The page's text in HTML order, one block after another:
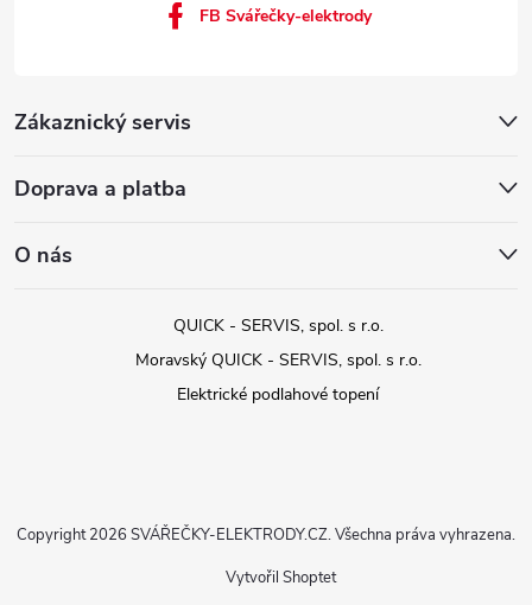
Zákaznický servis
Doprava a platba
O nás
FB Svářečky-elektrody
QUICK - SERVIS, spol. s r.o.
Moravský QUICK - SERVIS, spol. s r.o.
Elektrické podlahové topení
Vytvořil Shoptet
Copyright 2026 SVÁŘEČKY-ELEKTRODY.CZ. Všechna práva vyhrazena.